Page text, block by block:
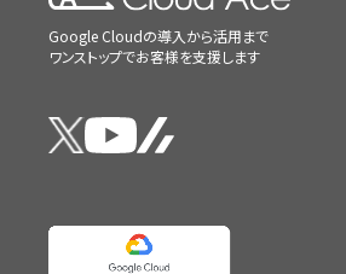
Google Cloudの導入から活用まで
ワンストップでお客様を支援します